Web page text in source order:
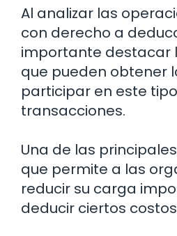
Al analizar las
con derecho a
importante destacar
que pueden obtener
participar en este
transacciones.
Una de las
que permite a las
reducir su carga
deducir ciertos